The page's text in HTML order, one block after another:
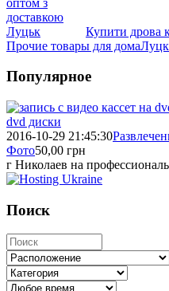
Купити дрова
Прочие товары для домаЛуцк
Популярное
dvd диски
2016-10-29 21:45:30
Фото50,00 грн
г Николаев на
Поиск